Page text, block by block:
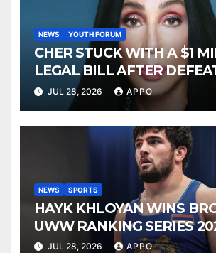
NEWS YOUTH FORUM
CHER STUCK WITH A $1
LEGAL BILL AFTER
SONNY BONO’S WIDOW
JUL 28, 2026 APPO
NEWS SPORTS
HAYK KHLOYAN WINS
UWW RANKING SERIES
BUDAPEST
JUL 28, 2026 APPO